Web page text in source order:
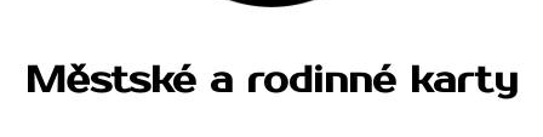
Městské a rodinné karty